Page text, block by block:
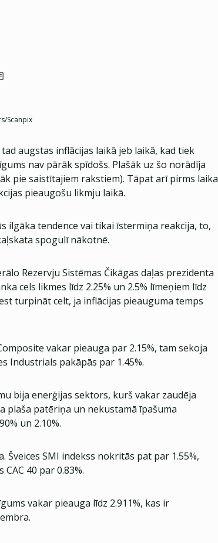
Scanpix
augstas inflācijas laikā jeb laikā, kad tiek
nav pārāk spīdošs. Plašāk uz šo norādīja
pie saistītajiem rakstiem). Tāpat arī pirms laika
pieaugošu likmju laikā.
ilgāka tendence vai tikai īstermiņa reakcija, to,
spogulī nākotnē.
Rezervju Sistēmas Čikāgas daļas prezidenta
cels likmes līdz 2.25% un 2.5% līmeņiem līdz
turpināt celt, ja inflācijas pieauguma temps
vakar pieauga par 2.15%, tam sekoja
Industrials pakāpās par 1.45%.
bija enerģijas sektors, kurš vakar zaudēja
plaša patēriņa un nekustamā īpašuma
un 2.10%.
SMI indekss nokritās pat par 1.55%,
40 par 0.83%.
vakar pieauga līdz 2.911%, kas ir